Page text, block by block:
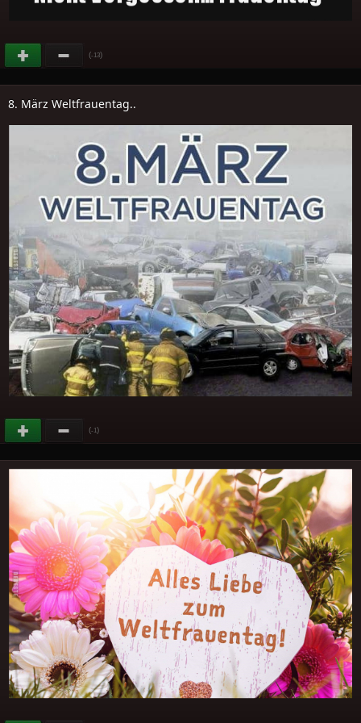
(-13)
8. März Weltfrauentag..
(-1)